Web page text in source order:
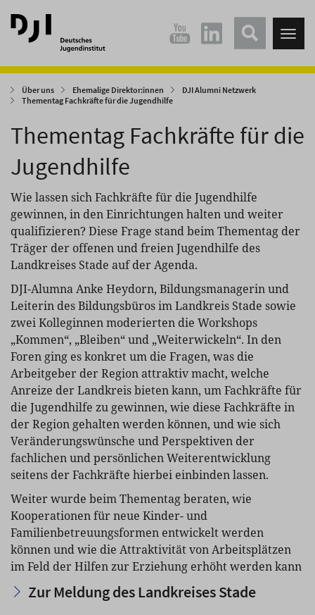
Direkt
zum
Hauptinhalt
Direkt
zum
Hauptmenü
Über uns Ehemalige Direktor:innen
DJI Alumni Netzwerk
Thementag Fachkräfte für die Jugendhilfe
Thementag Fachkräfte für die
Jugendhilfe
Wie lassen sich Fachkräfte für die Jugendhilfe
gewinnen, in den Einrichtungen halten und weiter
qualifizieren? Diese Frage stand beim Thementag der
Träger der offenen und freien Jugendhilfe des
Landkreises Stade auf der Agenda.
DJI-Alumna Anke Heydorn, Bildungsmanagerin und
Leiterin des Bildungsbüros im Landkreis Stade sowie
zwei Kolleginnen moderierten die Workshops
„Kommen“, „Bleiben“ und „Weiterwickeln“. In den
Foren ging es konkret um die Fragen, was die
Arbeitgeber der Region attraktiv macht, welche
Anreize der Landkreis bieten kann, um Fachkräfte für
die Jugendhilfe zu gewinnen, wie diese Fachkräfte in
der Region gehalten werden können, und wie sich
Veränderungswünsche und Perspektiven der
fachlichen und persönlichen Weiterentwicklung
seitens der Fachkräfte hierbei einbinden lassen.
Weiter wurde beim Thementag beraten, wie
Kooperationen für neue Kinder- und
Familienbetreuungsformen entwickelt werden
können und wie die Attraktivität von Arbeitsplätzen
im Feld der Hilfen zur Erziehung erhöht werden kann
Zur Meldung des Landkreises Stade